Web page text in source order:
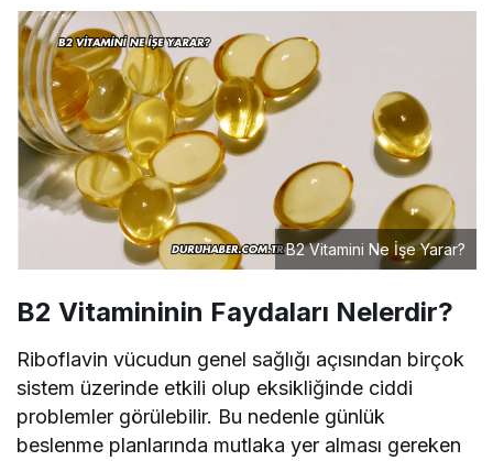
B2 Vitamini Ne İşe Yarar?
B2 Vitamininin Faydaları Nelerdir?
Riboflavin vücudun genel sağlığı açısından birçok
sistem üzerinde etkili olup eksikliğinde ciddi
problemler görülebilir. Bu nedenle günlük
beslenme planlarında mutlaka yer alması gereken